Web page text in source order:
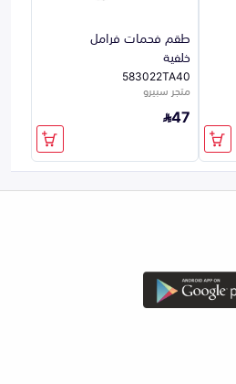
طقم فحمات فرامل
خلفية
583022TA40
متجر سبيرو
47